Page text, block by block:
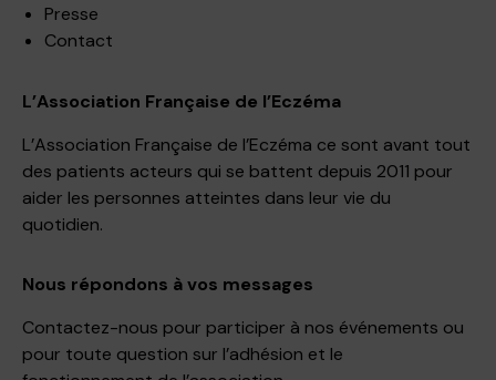
Presse
Contact
L’Association Française de l’Eczéma
L’Association Française de l’Eczéma ce sont avant tout
des patients acteurs qui se battent depuis 2011 pour
aider les personnes atteintes dans leur vie du
quotidien.
Nous répondons à vos messages
Contactez-nous pour participer à nos événements ou
pour toute question sur l’adhésion et le